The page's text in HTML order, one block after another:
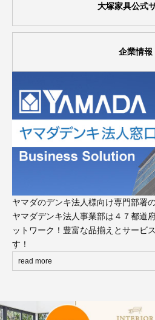
大塚家具公式
企業情報
ヤマダのデンキ法人様向け専門部署
ヤマダデンキ法人事業部は４７都道
ットワーク！豊富な品揃えとサービ
す！
read more